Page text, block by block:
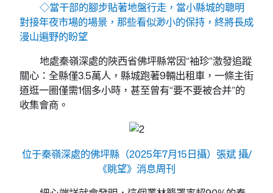
◇當干部的腳步貼著地盤行走，當小縣城的聰明
對接年夜市場的場景，那些看似渺小的保持，終將長成
漫山遍野的盼望
地處秦嶺深處的陜西省佛坪縣常因“袖珍”激發追蹤
關心：全縣僅3.5萬人，縣城跑著9輛出租車，一條主街
道逛一圈僅需1個多小時，甚至曾有“要不要被合并”的
收集會商。
位于秦嶺深處的佛坪縣（2025年7月15日攝）張斌 攝/
《眺望》消息周刊